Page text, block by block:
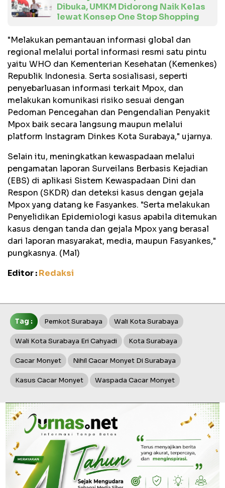
Dibuka, UMKM Didorong Naik Kelas
lewat Konsep One Stop Shopping
"Melakukan pemantauan informasi global dan
regional melalui portal informasi resmi satu pintu
yaitu WHO dan Kementerian Kesehatan (Kemenkes)
Republik Indonesia. Serta sosialisasi, seperti
penyebarluasan informasi terkait Mpox, dan
melakukan komunikasi risiko sesuai dengan
Pedoman Pencegahan dan Pengendalian Penyakit
Mpox baik secara langsung maupun melalui
platform Instagram Dinkes Kota Surabaya," ujarnya.
Selain itu, meningkatkan kewaspadaan melalui
pengamatan laporan Surveilans Berbasis Kejadian
(EBS) di aplikasi Sistem Kewaspadaan Dini dan
Respon (SKDR) dan deteksi kasus dengan gejala
Mpox yang datang ke Fasyankes. "Serta melakukan
Penyelidikan Epidemiologi kasus apabila ditemukan
kasus dengan tanda dan gejala Mpox yang berasal
dari laporan masyarakat, media, maupun Fasyankes,"
pungkasnya. (Mal)
Editor :Redaksi
Tag : Pemkot Surabaya Wali Kota Surabaya
Wali Kota Surabaya Eri Cahyadi Kota Surabaya
Cacar Monyet Nihil Cacar Monyet Di Surabaya
Kasus Cacar Monyet Waspada Cacar Monyet